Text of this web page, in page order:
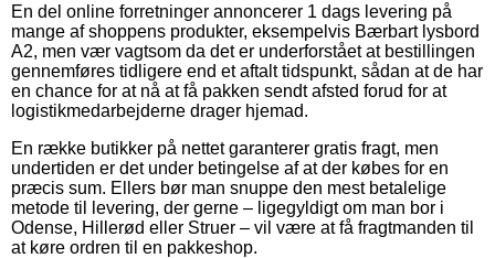
En del online forretninger annoncerer 1 dags levering på
mange af shoppens produkter, eksempelvis Bærbart lysbord
A2, men vær vagtsom da det er underforstået at bestillingen
gennemføres tidligere end et aftalt tidspunkt, sådan at de har
en chance for at nå at få pakken sendt afsted forud for at
logistikmedarbejderne drager hjemad.
En række butikker på nettet garanterer gratis fragt, men
undertiden er det under betingelse af at der købes for en
præcis sum. Ellers bør man snuppe den mest betalelige
metode til levering, der gerne – ligegyldigt om man bor i
Odense, Hillerød eller Struer – vil være at få fragtmanden til
at køre ordren til en pakkeshop.